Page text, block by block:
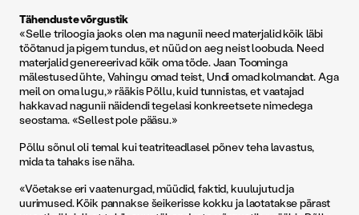
Tähenduste võrgustik
«Selle triloogia jaoks olen ma nagunii need materjalid kõik läbi
töötanud ja pigem tundus, et nüüd on aeg neist loobuda. Need
materjalid genereerivad kõik oma tõde. Jaan Toominga
mälestused ühte, Vahingu omad teist, Undi omad kolmandat. Aga
meil on oma lugu,» rääkis Põllu, kuid tunnistas, et vaatajad
hakkavad nagunii näidendi tegelasi konkreetsete nimedega
seostama. «Sellest pole pääsu.»
Põllu sõnul oli temal kui teatriteadlasel põnev teha lavastus,
mida ta tahaks ise näha.
«Võetakse eri vaatenurgad, müüdid, faktid, kuulujutud ja
uurimused. Kõik pannakse šeikerisse kokku ja laotatakse pärast